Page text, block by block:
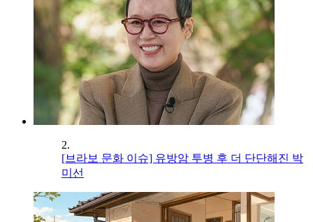
2.
[브라보 문화 이슈] 유방암 투병 후 더 단단해진 박
미선